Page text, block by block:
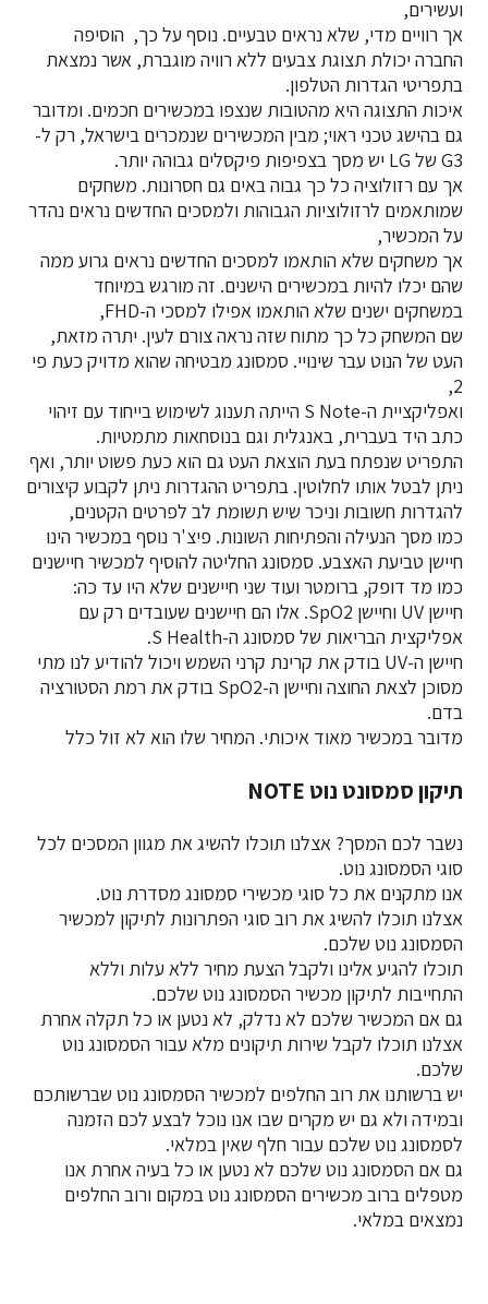
ועשירים,
אך רוויים מדי, שלא נראים טבעיים. נוסף על כך, הוסיפה
החברה יכולת תצוגת צבעים ללא רוויה מוגברת, אשר נמצאת
בתפריטי הגדרות הטלפון.
איכות התצוגה היא מהטובות שנצפו במכשירים חכמים. ומדובר
גם בהישג טכני ראוי; מבין המכשירים שנמכרים בישראל, רק ל-
G3 של LG יש מסך בצפיפות פיקסלים גבוהה יותר.
אך עם רזולוציה כל כך גבוה באים גם חסרונות. משחקים
שמותאמים לרזולוציות הגבוהות ולמסכים החדשים נראים נהדר
על המכשיר,
אך משחקים שלא הותאמו למסכים החדשים נראים גרוע ממה
שהם יכלו להיות במכשירים הישנים. זה מורגש במיוחד
במשחקים ישנים שלא הותאמו אפילו למסכי ה-FHD,
שם המשחק כל כך מתוח שזה נראה צורם לעין. יתרה מזאת,
העט של הנוט עבר שינויי. סמסונג מבטיחה שהוא מדויק כעת פי
2,
ואפליקציית ה-S Note הייתה תענוג לשימוש בייחוד עם זיהוי
כתב היד בעברית, באנגלית וגם בנוסחאות מתמטיות.
התפריט שנפתח בעת הוצאת העט גם הוא כעת פשוט יותר, ואף
ניתן לבטל אותו לחלוטין. בתפריט ההגדרות ניתן לקבוע קיצורים
להגדרות חשובות וניכר שיש תשומת לב לפרטים הקטנים,
כמו מסך הנעילה והפתיחות השונות. פיצ'ר נוסף במכשיר הינו
חיישן טביעת האצבע. סמסונג החליטה להוסיף למכשיר חיישנים
כמו מד דופק, ברומטר ועוד שני חיישנים שלא היו עד כה:
חיישן UV וחיישן SpO2. אלו הם חיישנים שעובדים רק עם
אפליקצית הבריאות של סמסונג ה-S Health.
חיישן ה-UV בודק את קרינת קרני השמש ויכול להודיע לנו מתי
מסוכן לצאת החוצה וחיישן ה-SpO2 בודק את רמת הסטורציה
בדם.
מדובר במכשיר מאוד איכותי. המחיר שלו הוא לא זול כלל
תיקון סמסונט נוט NOTE
נשבר לכם המסך? אצלנו תוכלו להשיג את מגוון המסכים לכל
סוגי הסמסונג נוט.
אנו מתקנים את כל סוגי מכשירי סמסונג מסדרת נוט.
אצלנו תוכלו להשיג את רוב סוגי הפתרונות לתיקון למכשיר
הסמסונג נוט שלכם.
תוכלו להגיע אלינו ולקבל הצעת מחיר ללא עלות וללא
התחייבות לתיקון מכשיר הסמסונג נוט שלכם.
גם אם המכשיר שלכם לא נדלק, לא נטען או כל תקלה אחרת
אצלנו תוכלו לקבל שירות תיקונים מלא עבור הסמסונג נוט
שלכם.
יש ברשותנו את רוב החלפים למכשיר הסמסונג נוט שברשותכם
ובמידה ולא גם יש מקרים שבו אנו נוכל לבצע לכם הזמנה
לסמסונג נוט שלכם עבור חלף שאין במלאי.
גם אם הסמסונג נוט שלכם לא נטען או כל בעיה אחרת אנו
מטפלים ברוב מכשירים הסמסונג נוט במקום ורוב החלפים
נמצאים במלאי.